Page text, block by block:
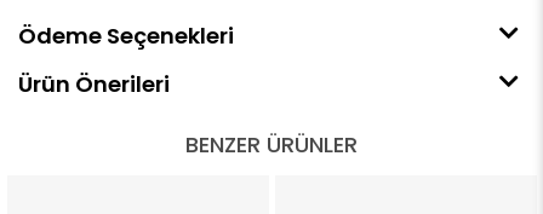
Ödeme Seçenekleri
Ürün Önerileri
BENZER ÜRÜNLER